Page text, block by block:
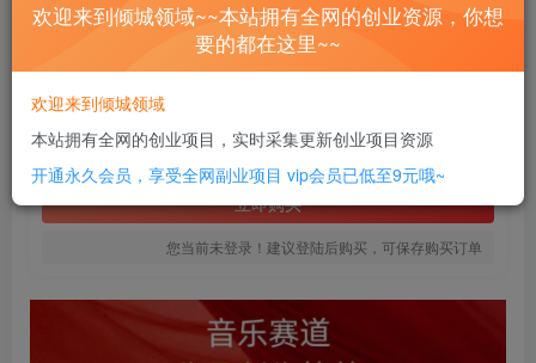
音乐赛道玩法纯原创，所有平台可以发布，小白轻松上手
此内容为付费资源，请付费后查看
SVIP全站会员 免费
立即购买
您当前未登录！建议登陆后购买，可保存购买订单
欢迎来到倾城领域~~本站拥有全网的创业资源，你想
要的都在这里~~
欢迎来到倾城领域
本站拥有全网的创业项目，实时采集更新创业项目资源
开通永久会员，享受全网副业项目 vip会员已低至9元哦~